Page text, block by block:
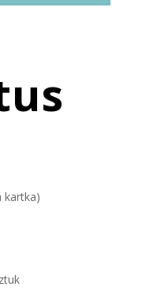
kartka)